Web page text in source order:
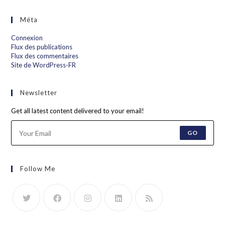
Méta
Connexion
Flux des publications
Flux des commentaires
Site de WordPress-FR
Newsletter
Get all latest content delivered to your email!
GO
Follow Me